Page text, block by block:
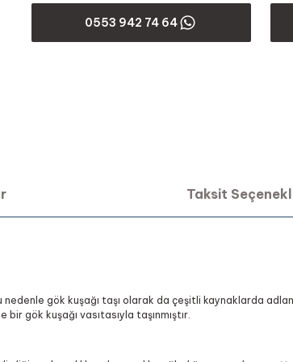
0553 942 74 64
Taksit
gök kuşağı taşı olarak da çeşitli kaynaklarda
gök kuşağı vasıtasıyla taşınmıştır.